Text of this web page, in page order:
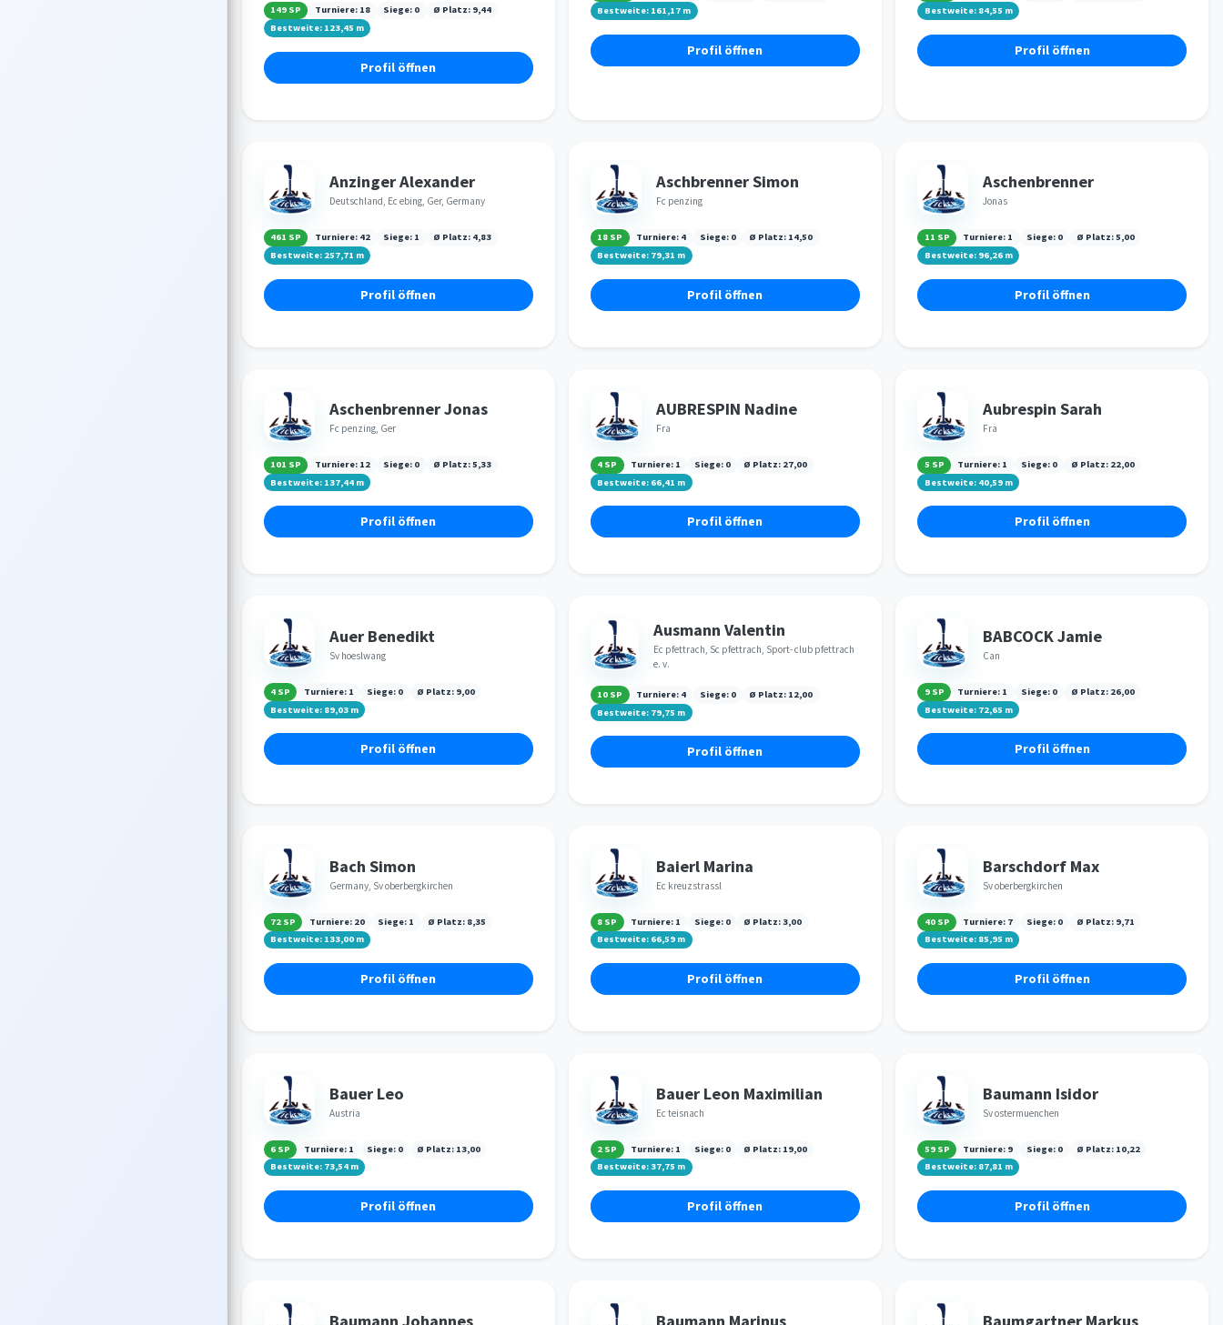
149 SP Turniere: 18 Siege: 0 Ø Platz: 9,44
Bestweite: 123,45 m
Profil öffnen
Bestweite: 161,17 m
Profil öffnen
Bestweite: 84,55 m
Profil öffnen
Anzinger Alexander
Deutschland, Ec ebing, Ger, Germany
461 SP Turniere: 42 Siege: 1 Ø Platz: 4,83
Bestweite: 257,71 m
Profil öffnen
Aschbrenner Simon
Fc penzing
18 SP Turniere: 4 Siege: 0 Ø Platz: 14,50
Bestweite: 79,31 m
Profil öffnen
Aschenbrenner
Jonas
11 SP Turniere: 1 Siege: 0 Ø Platz:5,00
Bestweite: 96,26m
Profil öffnen
Aschenbrenner Jonas
Fc penzing, Ger
101 SP Turniere: 12 Siege: 0 Ø Platz:5,33
Bestweite: 137,44m
Profil öffnen
AUBRESPIN Nadine
Fra
4 SP Turniere: 1 Siege: 0 Ø Platz: 27,00
Bestweite: 66,41 m
Profil öffnen
Aubrespin Sarah
Fra
5 SP Turniere: 1 Siege: 0 Ø Platz: 22,00
Bestweite: 40,59m
Profil öffnen
Auer Benedikt
Sv hoeslwang
4 SP Turniere: 1 Siege: 0 Ø Platz: 9,00
Bestweite: 89,03m
Profil öffnen
Ausmann Valentin
Ec pfettrach, Sc pfettrach, Sport- club pfettrach
e. v.
10 SP Turniere: 4 Siege: 0 Ø Platz: 12,00
Bestweite: 79,75 m
Profil öffnen
BABCOCK Jamie
Can
9 SP Turniere: 1 Siege: 0 Ø Platz: 26,00
Bestweite: 72,65 m
Profil öffnen
Bach Simon
Germany, Sv oberbergkirchen
72 SP Turniere: 20 Siege: 1 Ø Platz: 8,35
Bestweite: 133,00m
Profil öffnen
Baierl Marina
Ec kreuzstrassl
8 SP Turniere: 1 Siege: 0 Ø Platz:3,00
Bestweite: 66,59 m
Profil öffnen
Barschdorf Max
Sv oberbergkirchen
40 SP Turniere: 7 Siege: 0 Ø Platz: 9,71
Bestweite: 85,95 m
Profil öffnen
Bauer Leo
Austria
6 SP Turniere: 1 Siege: 0 Ø Platz: 13,00
Bestweite: 73,54m
Profil öffnen
Bauer Leon Maximilian
Ec teisnach
2 SP Turniere: 1 Siege: 0 Ø Platz: 19,00
Bestweite:37,75 m
Profil öffnen
Baumann Isidor
Sv ostermuenchen
59 SP Turniere: 9 Siege: 0 Ø Platz: 10,22
Bestweite: 87,81 m
Profil öffnen
Baumann Johannes Baumann Marinus Baumgartner Markus